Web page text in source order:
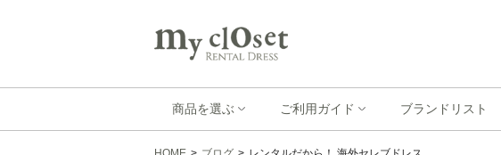
商品を選ぶ ご利用ガイド ブランドリスト